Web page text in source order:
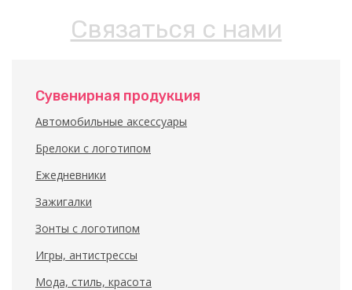
Связаться с нами
Сувенирная продукция
Автомобильные аксессуары
Брелоки с логотипом
Ежедневники
Зажигалки
Зонты с логотипом
Игры, антистрессы
Мода, стиль, красота